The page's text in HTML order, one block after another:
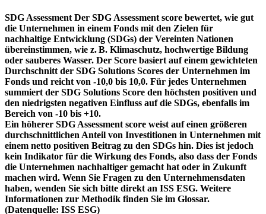
SDG Assessment Der SDG Assessment score bewertet, wie gut
die Unternehmen in einem Fonds mit den Zielen für
nachhaltige Entwicklung (SDGs) der Vereinten Nationen
übereinstimmen, wie z. B. Klimaschutz, hochwertige Bildung
oder sauberes Wasser. Der Score basiert auf einem gewichteten
Durchschnitt der SDG Solutions Scores der Unternehmen im
Fonds und reicht von -10,0 bis 10,0. Für jedes Unternehmen
summiert der SDG Solutions Score den höchsten positiven und
den niedrigsten negativen Einfluss auf die SDGs, ebenfalls im
Bereich von -10 bis +10.
Ein höherer SDG Assessment score weist auf einen größeren
durchschnittlichen Anteil von Investitionen in Unternehmen mit
einem netto positiven Beitrag zu den SDGs hin. Dies ist jedoch
kein Indikator für die Wirkung des Fonds, also dass der Fonds
die Unternehmen nachhaltiger gemacht hat oder in Zukunft
machen wird. Wenn Sie Fragen zu den Unternehmensdaten
haben, wenden Sie sich bitte direkt an ISS ESG. Weitere
Informationen zur Methodik finden Sie im Glossar.
(Datenquelle: ISS ESG)